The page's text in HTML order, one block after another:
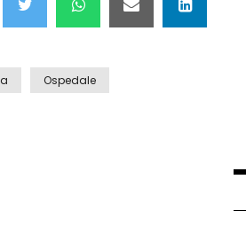
Ospedale